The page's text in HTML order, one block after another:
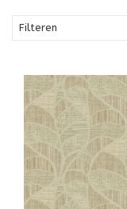
Filteren